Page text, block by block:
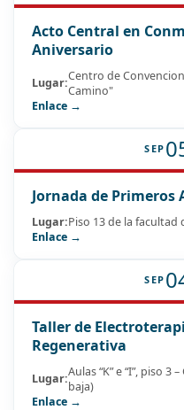
Acto Central en
Aniversario
Lugar:Centro de
Camino"
Enlace →
SEP
Jornada de Primeros
Lugar:Piso 13 de la
Enlace →
SEP
Taller de
Regenerativa
Lugar:Aulas “K” e “I”, piso
baja)
Enlace →